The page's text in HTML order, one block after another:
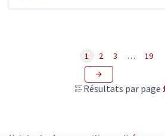
Résultats par page :
1 2 3 … 19